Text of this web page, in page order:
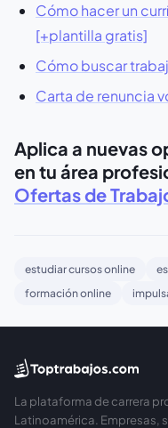
Cómo hacer un
[+plantilla gratis]
Cómo buscar
Carta de renuncia
Aplica a nuevas
en tu área
Ofertas de
estudiar cursos online
formación online
La plataforma de carrera
Latinoamérica. Empresas,